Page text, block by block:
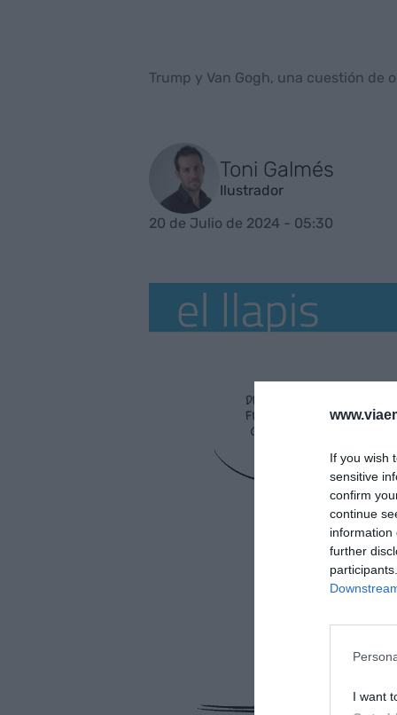
If you wish
sensitive
confirm
continue
information
further
I want
Trump y Van Gogh, una cuestión de
Toni Galmés
Ilustrador
20 de Julio de 2024 - 05:30